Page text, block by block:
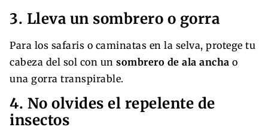
3. Lleva un sombrero o gorra
Para los safaris o caminatas en la selva, protege tu
cabeza del sol con un sombrero de ala ancha o
una gorra transpirable.
4. No olvides el repelente de
insectos